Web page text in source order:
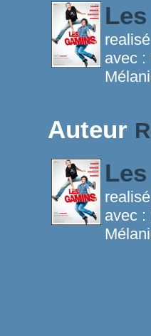
avec :
Auteur
avec :